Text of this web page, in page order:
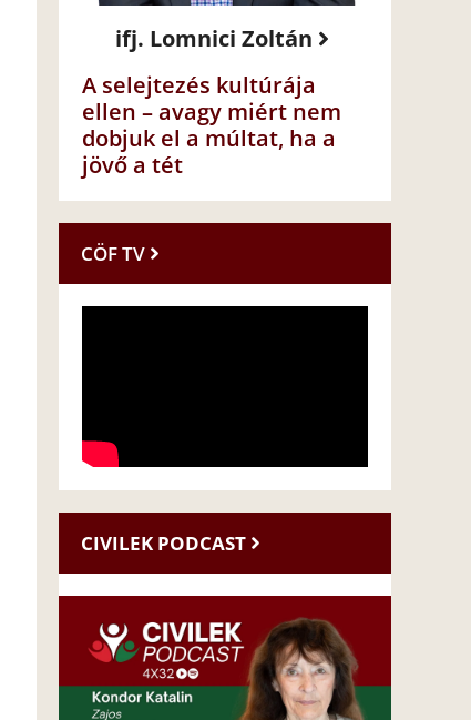
ifj. Lomnici Zoltán
A selejtezés kultúrája
ellen – avagy miért nem
dobjuk el a múltat, ha a
jövő a tét
CÖF TV
CIVILEK PODCAST